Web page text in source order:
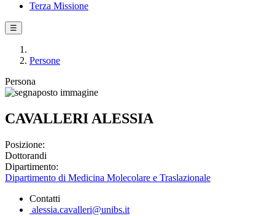
Terza Missione
☰
Persone
Persona
CAVALLERI ALESSIA
Posizione:
Dottorandi
Dipartimento:
Dipartimento di Medicina Molecolare e Traslazionale
Contatti
alessia.cavalleri@unibs.it